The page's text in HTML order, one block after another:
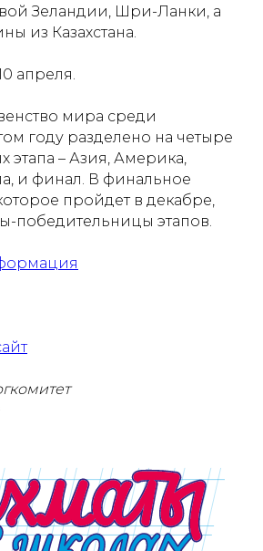
Зеландии, Шри-Ланки, а
из Казахстана.
апреля.
мира среди
году разделено на четыре
этапа – Азия, Америка,
и финал. В финальное
пройдет в декабре,
победительницы этапов.
Новости
Контакты
данных